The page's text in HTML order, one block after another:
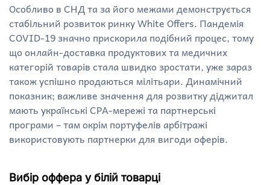
Особливо в СНД та за його межами демонструється
стабільний розвиток ринку White Offers. Пандемія
COVID-19 значно прискорила подібний процес, тому
що онлайн-доставка продуктових та медичних
категорій товарів стала швидко зростати, уже зараз
також успішно продаються мілітьари. Динамічний
показник; важливе значення для розвитку діджитал
мають українські СРА-мережі та партнерські
програми – там окрім портуфелів арбітражі
використовують партнерки для вигоди оферів.
Вибір оффера у білій товарці